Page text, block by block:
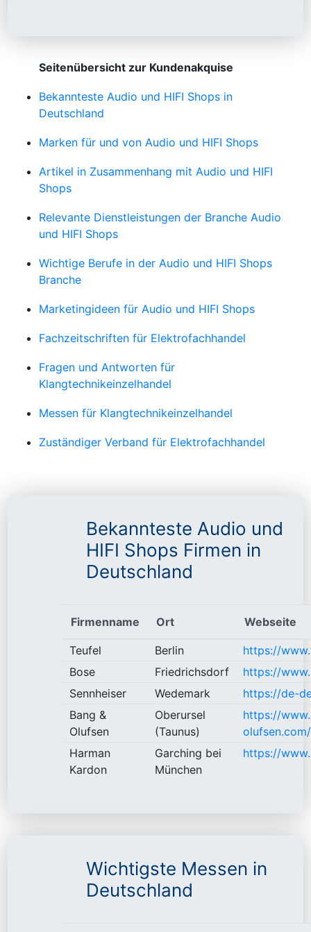
Seitenübersicht zur Kundenakquise
Bekannteste Audio und HIFI Shops in
Deutschland
Marken für und von Audio und HIFI Shops
Artikel in Zusammenhang mit Audio und HIFI
Shops
Relevante Dienstleistungen der Branche Audio
und HIFI Shops
Wichtige Berufe in der Audio und HIFI Shops
Branche
Marketingideen für Audio und HIFI Shops
Fachzeitschriften für Elektrofachhandel
Fragen und Antworten für
Klangtechnikeinzelhandel
Messen für Klangtechnikeinzelhandel
Zuständiger Verband für Elektrofachhandel
Bekannteste Audio und
HIFI Shops Firmen in
Deutschland
Firmenname Ort Webseite
Teufel Berlin
https://
Bose
Friedrichsdorf
https://
Sennheiser
Wedemark
https://de-
Bang &
Olufsen
Oberursel
(Taunus)
https://
Harman
Kardon
Garching bei
München
https://
Wichtigste Messen in
Deutschland